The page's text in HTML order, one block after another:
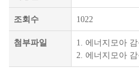
조회수 1022
첨부파일
1. 에너지모아
2. 에너지모아